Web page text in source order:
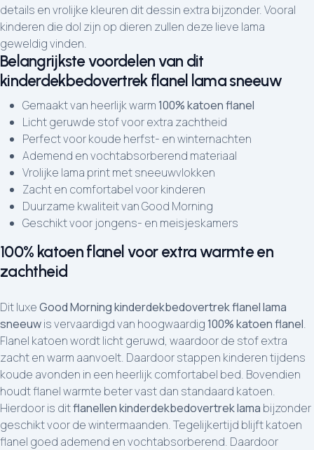
details en vrolijke kleuren dit dessin extra bijzonder. Vooral
kinderen die dol zijn op dieren zullen deze lieve lama
geweldig vinden.
Belangrijkste voordelen van dit
kinderdekbedovertrek flanel lama sneeuw
Gemaakt van heerlijk warm100% katoen flanel
Licht geruwde stof voor extra zachtheid
Perfect voor koude herfst- en winternachten
Ademend en vochtabsorberend materiaal
Vrolijke lama print met sneeuwvlokken
Zacht en comfortabel voor kinderen
Duurzame kwaliteit van Good Morning
Geschikt voor jongens- en meisjeskamers
100% katoen flanel voor extra warmte en
zachtheid
Dit luxeGood Morning kinderdekbedovertrek flanel lama
sneeuwis vervaardigd van hoogwaardig100% katoen flanel.
Flanel katoen wordt licht geruwd, waardoor de stof extra
zacht en warm aanvoelt. Daardoor stappen kinderen tijdens
koude avonden in een heerlijk comfortabel bed. Bovendien
houdt flanel warmte beter vast dan standaard katoen.
Hierdoor is ditflanellen kinderdekbedovertrek lama bijzonder
geschikt voor de wintermaanden. Tegelijkertijd blijft katoen
flanel goed ademend en vochtabsorberend. Daardoor